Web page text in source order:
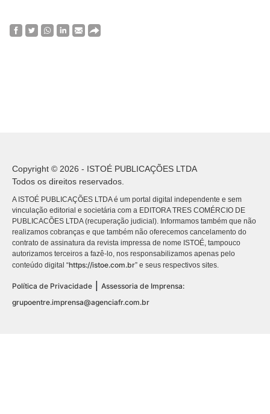
Copyright © 2026 - ISTOÉ PUBLICAÇÕES LTDA
Todos os direitos reservados.
A ISTOÉ PUBLICAÇÕES LTDA é um portal digital independente e sem
vinculação editorial e societária com a EDITORA TRES COMÉRCIO DE
PUBLICACÕES LTDA (recuperação judicial). Informamos também que não
realizamos cobranças e que também não oferecemos cancelamento do
contrato de assinatura da revista impressa de nome ISTOÉ, tampouco
autorizamos terceiros a fazê-lo, nos responsabilizamos apenas pelo
conteúdo digital “https://istoe.com.br” e seus respectivos sites.
Política de Privacidade | Assessoria de Imprensa:
grupoentre.imprensa@agenciafr.com.br